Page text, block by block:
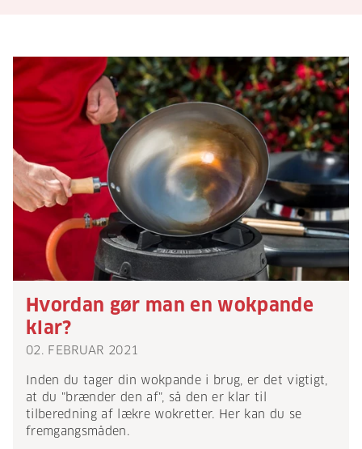
Hvordan gør man en wokpande
klar?
02. FEBRUAR 2021
Inden du tager din wokpande i brug, er det vigtigt,
at du "brænder den af", så den er klar til
tilberedning af lækre wokretter. Her kan du se
fremgangsmåden.